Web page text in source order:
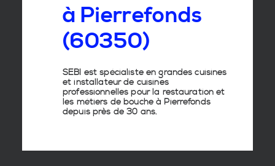
à Pierrefonds
(60350)
SEBI est spécialiste en grandes cuisines
et installateur de cuisines
professionnelles pour la restauration et
les métiers de bouche à Pierrefonds
depuis près de 30 ans.